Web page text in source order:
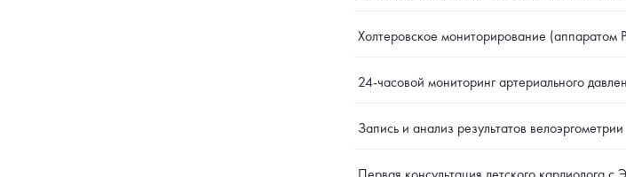
Холтеровское мониторирование (аппаратом
24-часовой мониторинг артериального
Запись и анализ результатов велоэргометрии